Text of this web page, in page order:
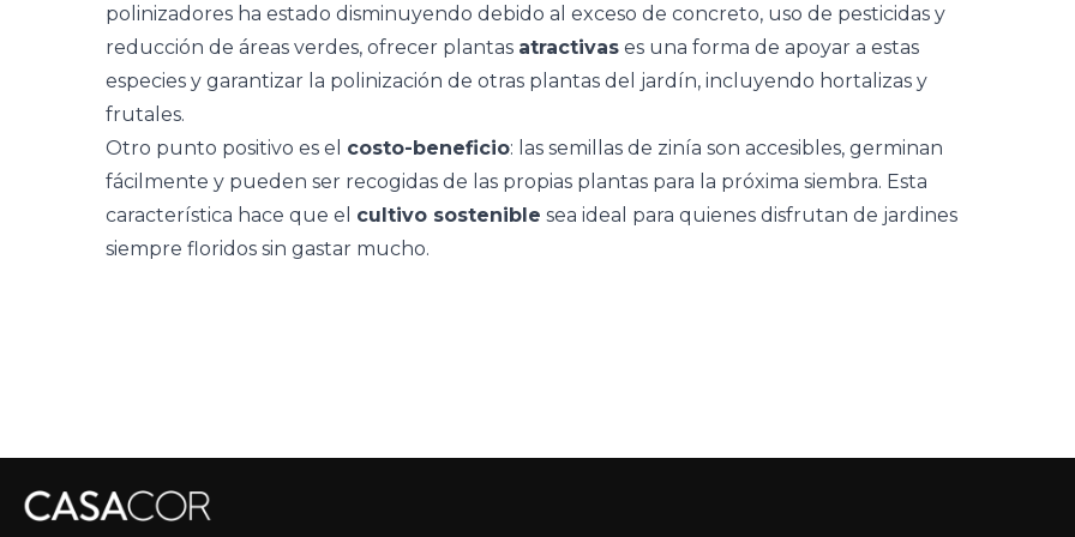
polinizadores ha estado disminuyendo debido al exceso de concreto, uso de pesticidas y
reducción de áreas verdes, ofrecer plantas atractivas es una forma de apoyar a estas
especies y garantizar la polinización de otras plantas del jardín, incluyendo hortalizas y
frutales.
Otro punto positivo es el costo-beneficio: las semillas de zinía son accesibles, germinan
fácilmente y pueden ser recogidas de las propias plantas para la próxima siembra. Esta
característica hace que el cultivo sostenible sea ideal para quienes disfrutan de jardines
siempre floridos sin gastar mucho.